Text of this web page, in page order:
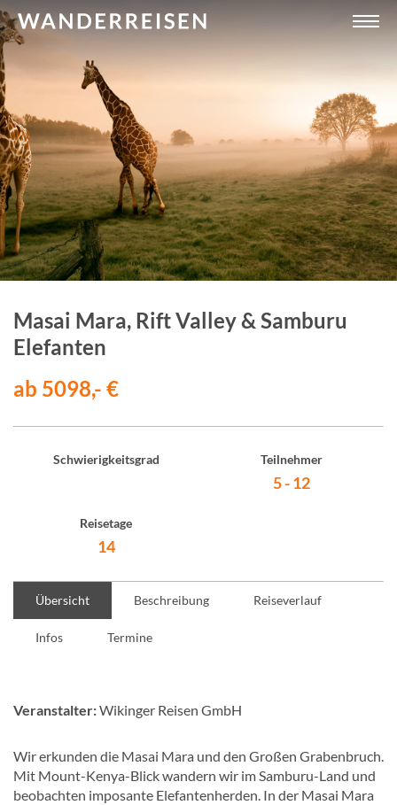
Masai Mara, Rift Valley & Samburu
Elefanten
ab 5098,- €
Schwierigkeitsgrad Teilnehmer
5 - 12
Reisetage
14
Übersicht Beschreibung Reiseverlauf
Infos Termine
Veranstalter:Wikinger Reisen GmbH
Wir erkunden die Masai Mara und den Großen Grabenbruch.
Mit Mount-Kenya-Blick wandern wir im Samburu-Land und
beobachten imposante Elefantenherden. In der Masai Mara